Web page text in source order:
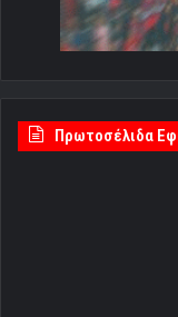
Πρωτοσέλιδα